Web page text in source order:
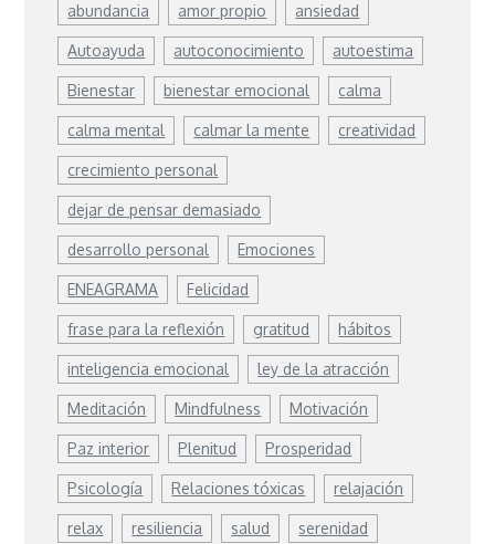
abundancia amor propio ansiedad
Autoayuda autoconocimiento autoestima
Bienestar bienestar emocional calma
calma mental calmar la mente creatividad
crecimiento personal
dejar de pensar demasiado
desarrollo personal Emociones
ENEAGRAMA Felicidad
frase para la reflexión gratitud hábitos
inteligencia emocional ley de la atracción
Meditación Mindfulness Motivación
Paz interior Plenitud Prosperidad
Psicología Relaciones tóxicas relajación
relax resiliencia salud serenidad